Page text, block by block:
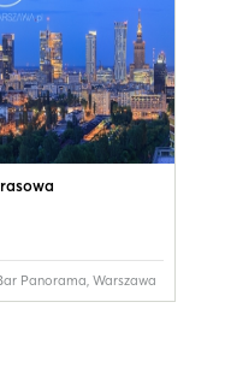
Panorama, Warszawa